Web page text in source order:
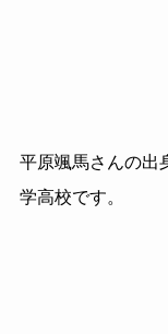
平原颯馬さんの出
学高校です。